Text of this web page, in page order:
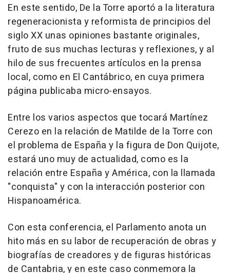
En este sentido, De la Torre aportó a la literatura
regeneracionista y reformista de principios del
siglo XX unas opiniones bastante originales,
fruto de sus muchas lecturas y reflexiones, y al
hilo de sus frecuentes artículos en la prensa
local, como en El Cantábrico, en cuya primera
página publicaba micro-ensayos.
Entre los varios aspectos que tocará Martínez
Cerezo en la relación de Matilde de la Torre con
el problema de España y la figura de Don Quijote,
estará uno muy de actualidad, como es la
relación entre España y América, con la llamada
"conquista" y con la interacción posterior con
Hispanoamérica.
Con esta conferencia, el Parlamento anota un
hito más en su labor de recuperación de obras y
biografías de creadores y de figuras históricas
de Cantabria, y en este caso conmemora la